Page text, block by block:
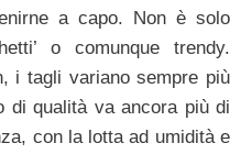
a capo. Non è solo
o comunque trendy.
i tagli variano sempre più
di qualità va ancora più di
con la lotta ad umidità e